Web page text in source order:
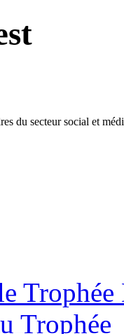
du secteur social et
Trophée